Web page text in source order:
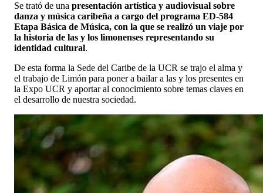
Se trató de una presentación artística y audiovisual sobre
danza y música caribeña a cargo del programa ED-584
Etapa Básica de Música, con la que se realizó un viaje por
la historia de las y los limonenses representando su
identidad cultural.
De esta forma la Sede del Caribe de la UCR se trajo el alma y
el trabajo de Limón para poner a bailar a las y los presentes en
la Expo UCR y aportar al conocimiento sobre temas claves en
el desarrollo de nuestra sociedad.